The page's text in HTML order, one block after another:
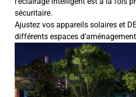
sécuritaire.
Ajustez vos appareils solaires et
différents espaces